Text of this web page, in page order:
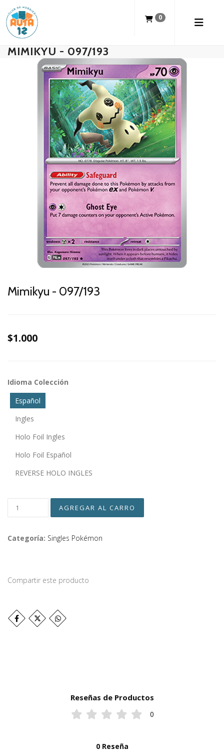
0
MIMIKYU - 097/193
Mimikyu - 097/193
$1.000
Idioma Colección
Español
Ingles
Holo Foil Ingles
Holo Foil Español
REVERSE HOLO INGLES
Categoría: Singles Pokémon
Compartir este producto
Reseñas de Productos
0
0 Reseña